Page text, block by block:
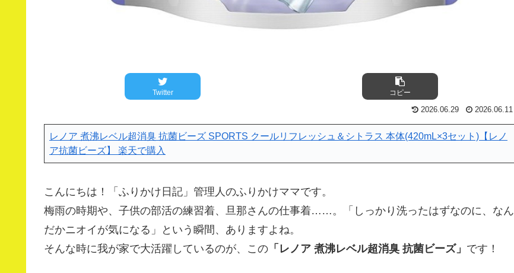
Twitter コピー
2026.06.29 2026.06.11
レノア 煮沸レベル超消臭 抗菌ビーズ SPORTS クールリフレッシュ＆シトラス 本体(420mL×3セット)【レノ
ア抗菌ビーズ】
楽天で購入
こんにちは！「ふりかけ日記」管理人のふりかけママです。
梅雨の時期や、子供の部活の練習着、旦那さんの仕事着……。「しっかり洗ったはずなのに、なん
だかニオイが気になる」という瞬間、ありますよね。
そんな時に我が家で大活躍しているのが、この 「レノア 煮沸レベル超消臭 抗菌ビーズ」 です！